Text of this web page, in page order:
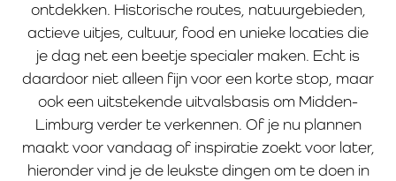
ontdekken. Historische routes, natuurgebieden,
actieve uitjes, cultuur, food en unieke locaties die
je dag net een beetje specialer maken. Echt is
daardoor niet alleen fijn voor een korte stop, maar
ook een uitstekende uitvalsbasis om Midden-
Limburg verder te verkennen. Of je nu plannen
maakt voor vandaag of inspiratie zoekt voor later,
hieronder vind je de leukste dingen om te doen in